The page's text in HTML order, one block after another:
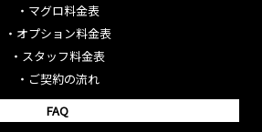
・ マグロ料金表
・ オプション料金表
・ スタッフ料金表
・ ご契約の流れ
FAQ